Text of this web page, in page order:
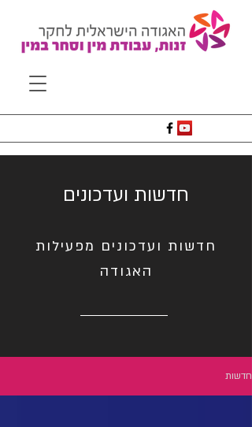
חדשות
חדשות ועדכונים
חדשות ועדכונים מפעילות
האגודה